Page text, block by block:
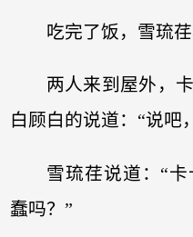
吃完了饭，雪琉
两人来到屋外，
白顾白的说道：“说吧
雪琉荏说道：“
蠢吗？”